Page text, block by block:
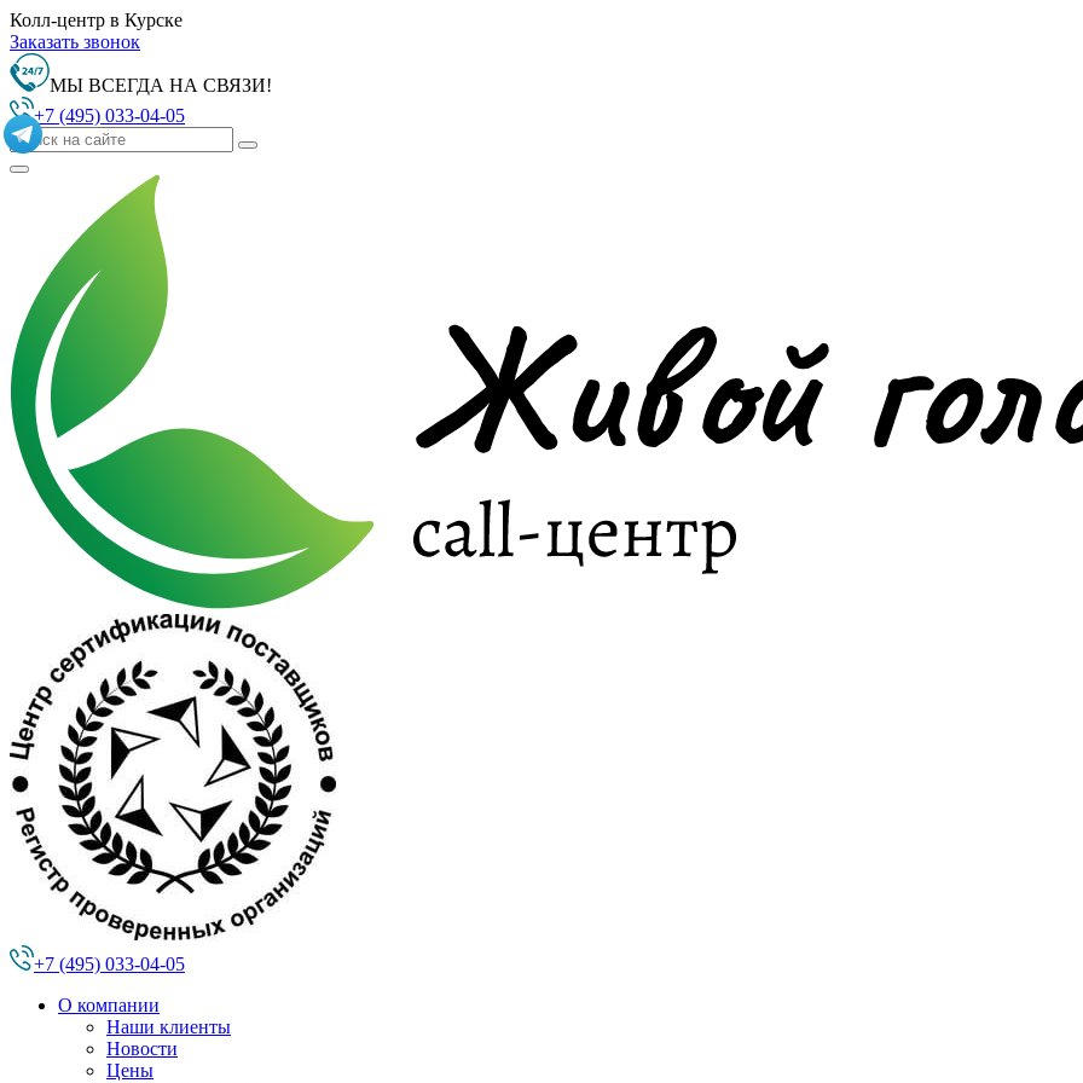
Колл-центр в Курске
Заказать звонок
МЫ ВСЕГДА НА СВЯЗИ!
+7 (495) 033-04-05
+7 (495) 033-04-05
О компании
Наши клиенты
Новости
Цены